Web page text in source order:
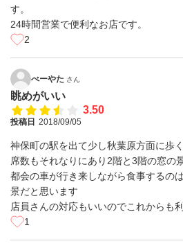
す。
24時間営業で便利なお店です。
2
べーやた さん
眺めがいい
3.50
投稿日 2018/09/05
神保町の駅を出て少し秋葉原方面に歩
席数もそれなりにあり2階と3階の窓の
都会の車が行き来しながら食事するの
景だと思います
店員さんの対応もいいのでこれからも
1